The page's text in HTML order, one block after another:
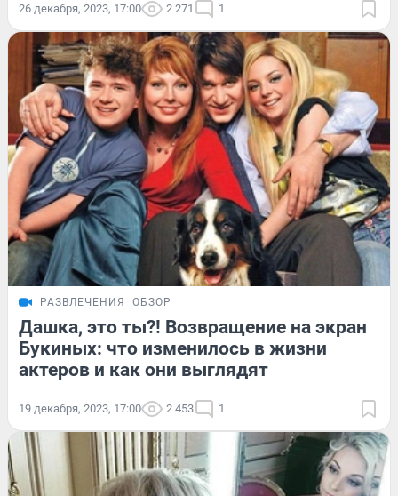
26 декабря, 2023, 17:00 2 271 1
РАЗВЛЕЧЕНИЯ ОБЗОР
Дашка, это ты?! Возвращение на экран
Букиных: что изменилось в жизни
актеров и как они выглядят
19 декабря, 2023, 17:00 2 453 1